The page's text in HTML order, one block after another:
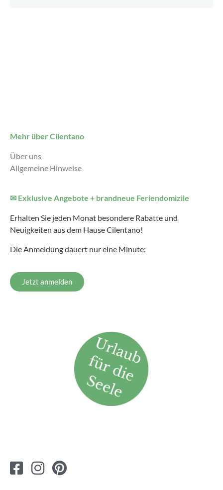
Mehr über Cilentano
Über uns
Allgemeine Hinweise
✉ Exklusive Angebote + brandneue Feriendomizile
Erhalten Sie jeden Monat besondere Rabatte und
Neuigkeiten aus dem Hause Cilentano!
Die Anmeldung dauert nur eine Minute:
Jetzt anmelden